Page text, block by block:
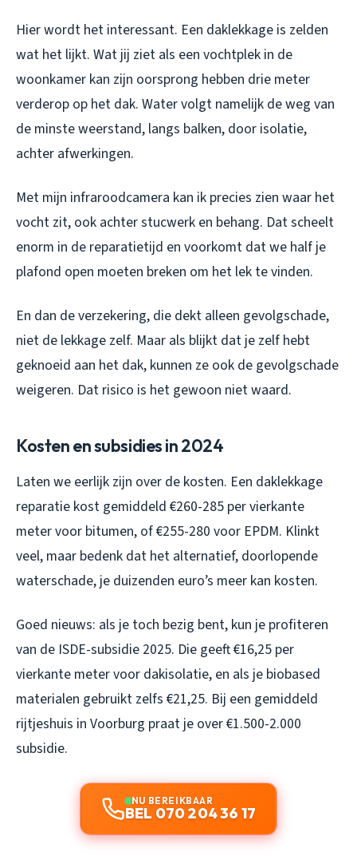
Hier wordt het interessant. Een daklekkage is zelden
wat het lijkt. Wat jij ziet als een vochtplek in de
woonkamer kan zijn oorsprong hebben drie meter
verderop op het dak. Water volgt namelijk de weg van
de minste weerstand, langs balken, door isolatie,
achter afwerkingen.
Met mijn infraroodcamera kan ik precies zien waar het
vocht zit, ook achter stucwerk en behang. Dat scheelt
enorm in de reparatietijd en voorkomt dat we half je
plafond open moeten breken om het lek te vinden.
En dan de verzekering, die dekt alleen gevolgschade,
niet de lekkage zelf. Maar als blijkt dat je zelf hebt
geknoeid aan het dak, kunnen ze ook de gevolgschade
weigeren. Dat risico is het gewoon niet waard.
Kosten en subsidies in 2024
Laten we eerlijk zijn over de kosten. Een daklekkage
reparatie kost gemiddeld €260-285 per vierkante
meter voor bitumen, of €255-280 voor EPDM. Klinkt
veel, maar bedenk dat het alternatief, doorlopende
waterschade, je duizenden euro’s meer kan kosten.
Goed nieuws: als je toch bezig bent, kun je profiteren
van de ISDE-subsidie 2025. Die geeft €16,25 per
vierkante meter voor dakisolatie, en als je biobased
materialen gebruikt zelfs €21,25. Bij een gemiddeld
rijtjeshuis in Voorburg praat je over €1.500-2.000
subsidie.
NU BEREIKBAAR
BEL 070 204 36 17